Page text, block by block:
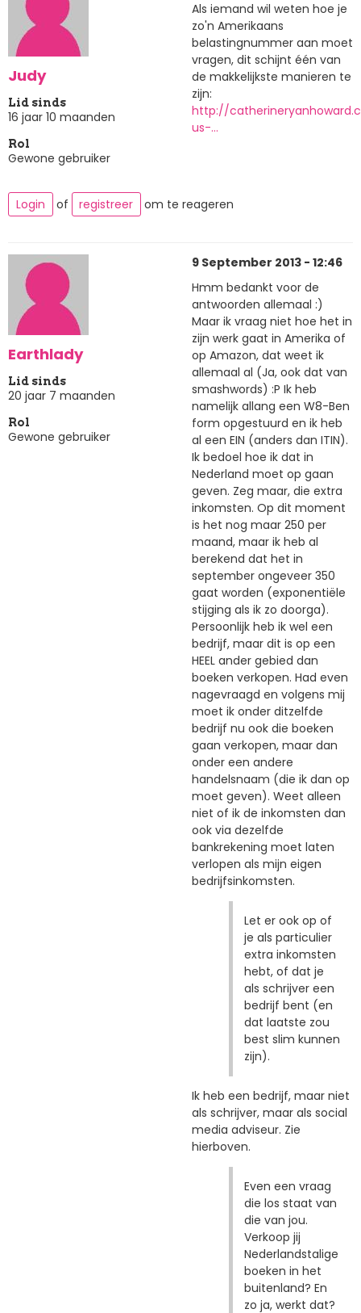
Judy
Lid sinds
16 jaar 10 maanden
Rol
Gewone gebruiker
Als iemand wil weten hoe je
zo'n Amerikaans
belastingnummer aan moet
vragen, dit schijnt één van
de makkelijkste manieren te
zijn:
http://
us-…
Login of registreer om te reageren
Earthlady
Lid sinds
20 jaar 7 maanden
Rol
Gewone gebruiker
9 September 2013 - 12:46
Hmm bedankt voor de
antwoorden allemaal :)
Maar ik vraag niet hoe het in
zijn werk gaat in Amerika of
op Amazon, dat weet ik
allemaal al (Ja, ook dat van
smashwords) :P Ik heb
namelijk allang een W8-Ben
form opgestuurd en ik heb
al een EIN (anders dan ITIN).
Ik bedoel hoe ik dat in
Nederland moet op gaan
geven. Zeg maar, die extra
inkomsten. Op dit moment
is het nog maar 250 per
maand, maar ik heb al
berekend dat het in
september ongeveer 350
gaat worden (exponentiële
stijging als ik zo doorga).
Persoonlijk heb ik wel een
bedrijf, maar dit is op een
HEEL ander gebied dan
boeken verkopen. Had even
nagevraagd en volgens mij
moet ik onder ditzelfde
bedrijf nu ook die boeken
gaan verkopen, maar dan
onder een andere
handelsnaam (die ik dan op
moet geven). Weet alleen
niet of ik de inkomsten dan
ook via dezelfde
bankrekening moet laten
verlopen als mijn eigen
bedrijfsinkomsten.
Let er ook op of
je als particulier
extra inkomsten
hebt, of dat je
als schrijver een
bedrijf bent (en
dat laatste zou
best slim kunnen
zijn).
Ik heb een bedrijf, maar niet
als schrijver, maar als social
media adviseur. Zie
hierboven.
Even een vraag
die los staat van
die van jou.
Verkoop jij
Nederlandstalige
boeken in het
buitenland? En
zo ja, werkt dat?